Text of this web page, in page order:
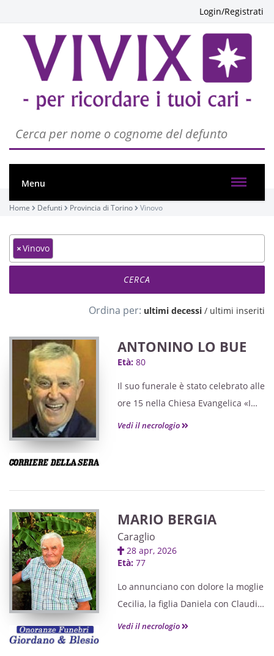
Login/Registrati
Menu
Home Defunti Provincia di Torino Vinovo
×Vinovo
Ordina per: ultimi decessi / ultimi inseriti
ANTONINO LO BUE
Età: 80
Il suo funerale è stato celebrato alle
ore 15 nella Chiesa Evangelica «I
figli del Re» in strada del
Vedi il necrologio
MARIO BERGIA
Caraglio
28 apr, 2026
Età: 77
Lo annunciano con dolore la moglie
Cecilia, la figlia Daniela con Claudio,
gli adorati nipoti Riccardo e
Vedi il necrologio